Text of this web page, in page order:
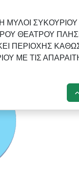
ΜΥΛΟΙ
ΘΕΑΤΡΟΥ
ΠΕΡΙΟΧΗΣ
ΜΕ ΤΙΣ